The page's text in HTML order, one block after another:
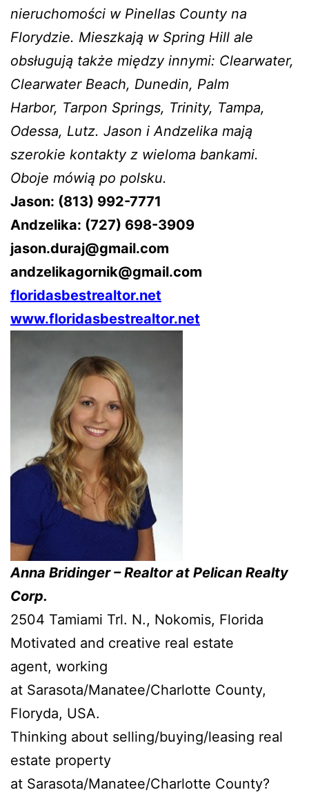
nieruchomości w Pinellas County na
Florydzie. Mieszkają w Spring Hill ale
obsługują także między innymi: Clearwater,
Clearwater Beach, Dunedin, Palm
Harbor, Tarpon Springs, Trinity, Tampa,
Odessa, Lutz. Jason i Andzelika mają
szerokie kontakty z wieloma bankami.
Oboje mówią po polsku.
Jason: (813) 992-7771
Andzelika: (727) 698-3909
jason.duraj@gmail.com
andzelikagornik@gmail.com
floridasbestrealtor.net
www.floridasbestrealtor.net
Anna Bridinger – Realtor at Pelican Realty
Corp.
2504 Tamiami Trl. N., Nokomis, Florida
Motivated and creative real estate
agent, working
at Sarasota/Manatee/Charlotte County,
Floryda, USA.
Thinking about selling/buying/leasing real
estate property
at Sarasota/Manatee/Charlotte County?